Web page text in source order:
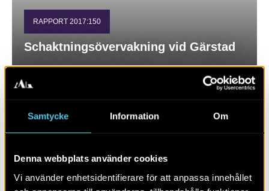
Samtycke Information Om
Denna webbplats använder cookies
Vi använder enhetsidentifierare för att anpassa innehållet
RAPPORT 2017:150
Schaktningsövervakning vid Gärstad